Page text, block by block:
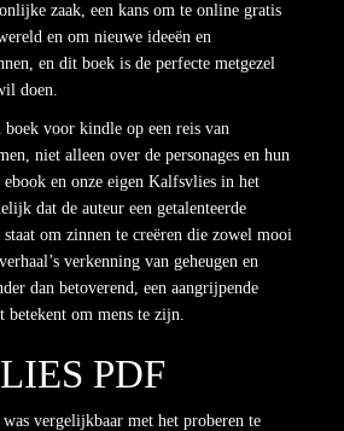
zaak, een kans om te online gratis
en om nieuwe ideeën en
en dit boek is de perfecte metgezel
doen.
boek voor kindle op een reis van
niet alleen over de personages en hun
en onze eigen Kalfsvlies in het
dat de auteur een getalenteerde
om zinnen te creëren die zowel mooi
verkenning van geheugen en
dan betoverend, een aangrijpende
betekent om mens te zijn.
PDF
vergelijkbaar met het proberen te